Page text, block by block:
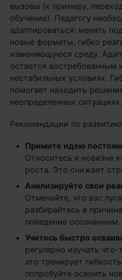
вызовы (к примеру,
обучение). Педагогу
адаптироваться: менять
новые форматы, гибко
изменяющуюся среду.
остается
нестабильных условиях.
помогает находить
неопределенных ситуациях.
Рекомендации по развитию
Примите идею
Относитесь к новизне
роста. Это снижает
Анализируйте свои
Отмечайте, что вас
разбирайтесь в
поведение осознанным.
Учитесь быстро
регулярно изучать
это тренирует
попробуйте освоить